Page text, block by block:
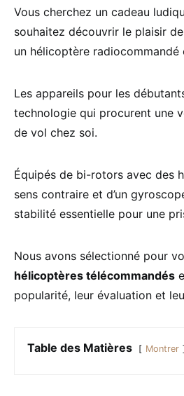
Vous cherchez un cadeau
souhaitez découvrir le plaisir
un hélicoptère radiocommandé
Les appareils pour les
technologie qui procurent une
de vol chez soi.
Équipés de bi-rotors avec des
sens contraire et d’un
stabilité essentielle pour une
Nous avons sélectionné pour
hélicoptères télécommandés
popularité, leur évaluation et
Table des Matières Montrer